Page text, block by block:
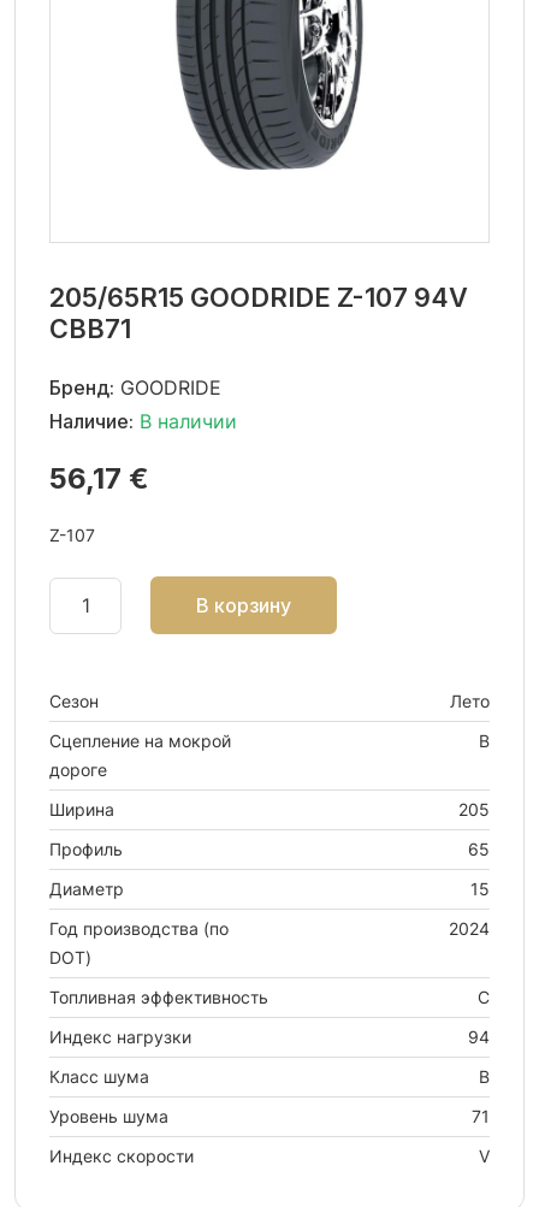
205/65R15 GOODRIDE Z-107 94V
CBB71
Бренд: GOODRIDE
Наличие: В наличии
56,17 €
Z-107
В корзину
Сезон
Лето
Сцепление на мокрой
дороге
B
Ширина
205
Профиль
65
Диаметр
15
Год производства (по
DOT)
2024
Топливная эффективность
C
Индекс нагрузки
94
Класс шума
B
Уровень шума
71
Индекс скорости
V